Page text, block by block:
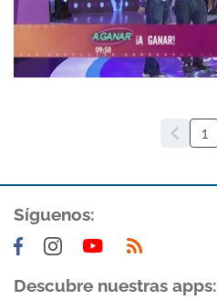
1
Síguenos:
Descubre nuestras apps: